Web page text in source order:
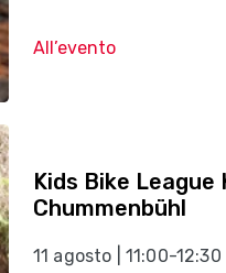
All’evento
Kids Bike League
Chummenbühl
11 agosto | 11:00-12:30